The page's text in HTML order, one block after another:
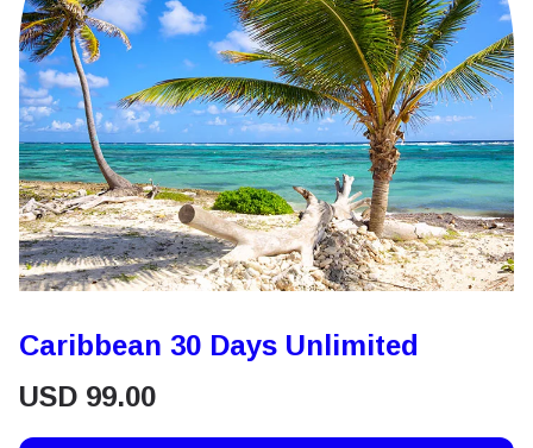
Caribbean 30 Days Unlimited
USD 99.00